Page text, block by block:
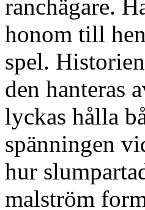
ranchägare.
honom till
spel.
den hanteras
lyckas hålla
spänningen
hur
malström